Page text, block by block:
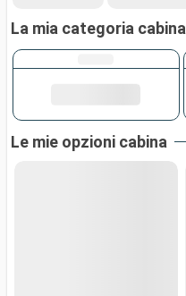
La mia categoria cabina
Le mie opzioni cabina